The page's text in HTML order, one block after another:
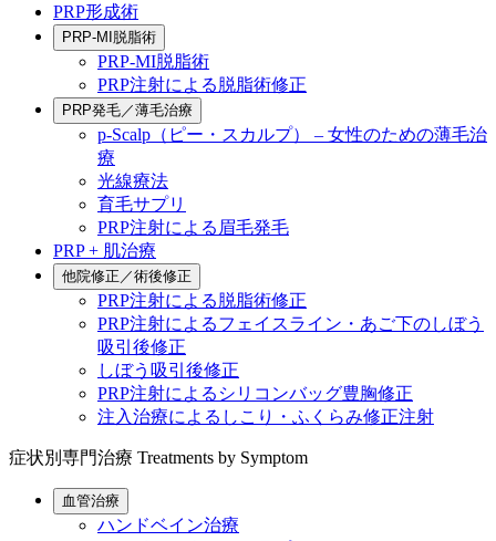
PRP形成術
PRP-MI脱脂術
PRP-MI脱脂術
PRP注射による脱脂術修正
PRP発毛／薄毛治療
p-Scalp（ピー・スカルプ） – 女性のための薄毛治
療
光線療法
育毛サプリ
PRP注射による眉毛発毛
PRP + 肌治療
他院修正／術後修正
PRP注射による脱脂術修正
PRP注射によるフェイスライン・あご下のしぼう
吸引後修正
しぼう吸引後修正
PRP注射によるシリコンバッグ豊胸修正
注入治療によるしこり・ふくらみ修正注射
症状別専門治療 Treatments by Symptom
血管治療
ハンドベイン治療